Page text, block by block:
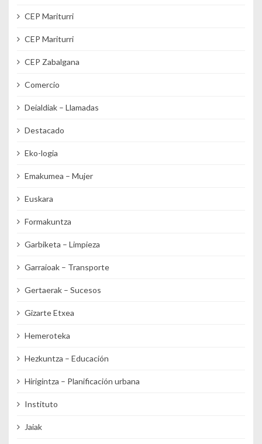
CEP Mariturri
CEP Mariturri
CEP Zabalgana
Comercio
Deialdiak – Llamadas
Destacado
Eko-logia
Emakumea – Mujer
Euskara
Formakuntza
Garbiketa – Limpieza
Garraioak – Transporte
Gertaerak – Sucesos
Gizarte Etxea
Hemeroteka
Hezkuntza – Educación
Hirigintza – Planificación urbana
Instituto
Jaiak